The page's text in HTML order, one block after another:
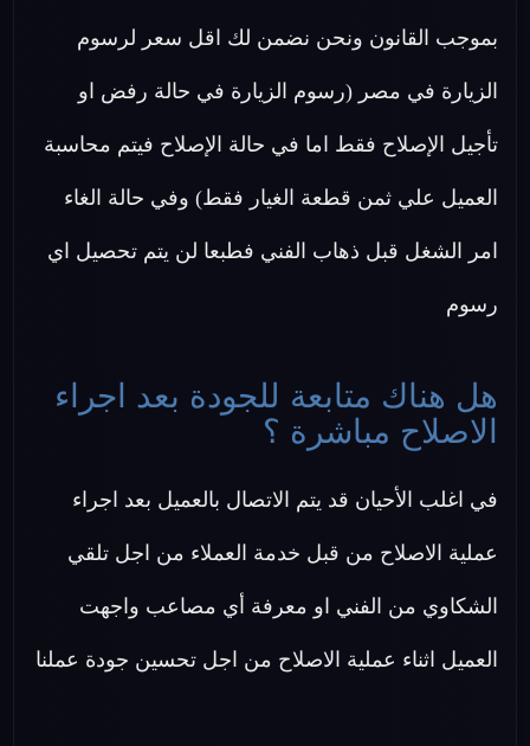
بموجب القانون ونحن نضمن لك اقل سعر لرسوم
الزيارة في مصر (رسوم الزيارة في حالة رفض او
تأجيل الإصلاح فقط اما في حالة الإصلاح فيتم محاسبة
العميل علي ثمن قطعة الغيار فقط) وفي حالة الغاء
امر الشغل قبل ذهاب الفني فطبعا لن يتم تحصيل اي
رسوم
هل هناك متابعة للجودة بعد اجراء
الاصلاح مباشرة ؟
في اغلب الأحيان قد يتم الاتصال بالعميل بعد اجراء
عملية الاصلاح من قبل خدمة العملاء من اجل تلقي
الشكاوي من الفني او معرفة أي مصاعب واجهت
العميل اثناء عملية الاصلاح من اجل تحسين جودة عملنا